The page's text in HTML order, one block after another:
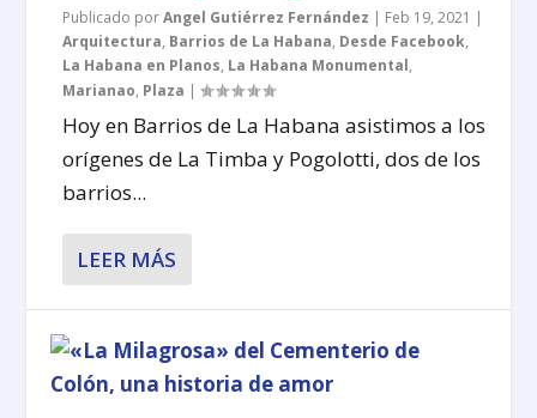
Publicado porAngel Gutiérrez Fernández | Feb 19, 2021 |
Arquitectura, Barrios de La Habana, Desde Facebook,
La Habana en Planos, La Habana Monumental,
Marianao, Plaza |
Hoy en Barrios de La Habana asistimos a los
orígenes de La Timba y Pogolotti, dos de los
barrios...
LEER MÁS